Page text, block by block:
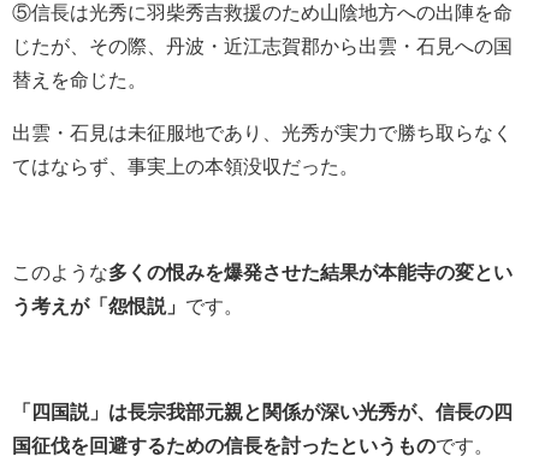
⑤信長は光秀に羽柴秀吉救援のため山陰地方への出陣を命
じたが、その際、丹波・近江志賀郡から出雲・石見への国
替えを命じた。
出雲・石見は未征服地であり、光秀が実力で勝ち取らなく
てはならず、事実上の本領没収だった。
このような多くの恨みを爆発させた結果が本能寺の変とい
う考えが「怨恨説」 です。
「四国説」は長宗我部元親と関係が深い光秀が、信長の四
国征伐を回避するための信長を討ったというものです。